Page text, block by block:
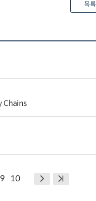
목
Chains
9 10